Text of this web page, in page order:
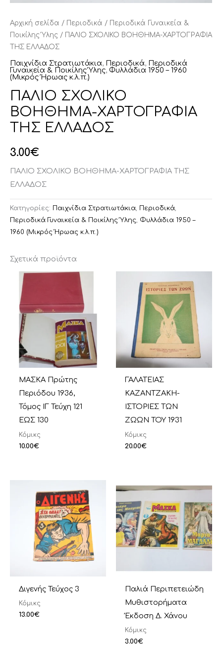
Αρχική σελίδα / Περιοδικά /
Περιοδικά Γυναικεία &
Ποικίλης Ύλης / ΠΑΛΙΟ ΣΧΟΛΙΚΟ ΒΟΗΘΗΜΑ-ΧΑΡΤΟΓΡΑΦΙΑ
ΤΗΣ ΕΛΛΑΔΟΣ
Παιχνίδια Στρατιωτάκια, Περιοδικά, Περιοδικά
Γυναικεία & Ποικίλης Ύλης, Φυλλάδια 1950 – 1960
(Μικρός Ήρωας κ.λ.π.)
ΠΑΛΙΟ ΣΧΟΛΙΚΟ
ΒΟΗΘΗΜΑ-ΧΑΡΤΟΓΡΑΦΙΑ
ΤΗΣ ΕΛΛΑΔΟΣ
3.00€
ΠΑΛΙΟ ΣΧΟΛΙΚΟ ΒΟΗΘΗΜΑ-ΧΑΡΤΟΓΡΑΦΙΑ ΤΗΣ
ΕΛΛΑΔΟΣ
Κατηγορίες: Παιχνίδια Στρατιωτάκια, Περιοδικά,
Περιοδικά Γυναικεία & Ποικίλης Ύλης, Φυλλάδια 1950 –
1960 (Μικρός Ήρωας κ.λ.π.)
Σχετικά προϊόντα
ΜΑΣΚΑ Πρώτης
Περιόδου 1936,
Τόμος ΙΓ Τεύχη 121
ΕΩΣ 130
Κόμικς
10.00€
ΓΑΛΑΤΕΙΑΣ
ΚΑΖΑΝΤΖΑΚΗ-
ΙΣΤΟΡΙΕΣ ΤΩΝ
ΖΩΩΝ ΤΟΥ 1931
Κόμικς
20.00€
Διγενής Τεύχος 3
Κόμικς
13.00€
Παλιά Περιπετειώδη
Μυθιστορήματα
Έκδοση Δ. Χάνου
Κόμικς
3.00€